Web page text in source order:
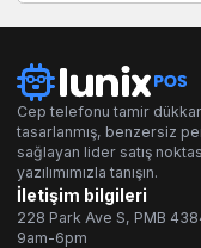
Cep telefonu tamir
tasarlanmış, benzersiz
sağlayan lider satış
yazılımımızla tanışın.
İletişim bilgileri
228 Park Ave S, PMB
9am-6pm